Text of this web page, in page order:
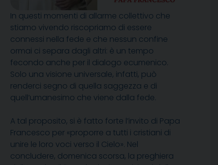
In questi momenti di allarme collettivo che
stiamo vivendo riscopriamo di essere
connessi nella fede e che nessun confine
ormai ci separa dagli altri: è un tempo
fecondo anche per il dialogo ecumenico.
Solo una visione universale, infatti, può
renderci segno di quella saggezza e di
quell’umanesimo che viene dalla fede.
A tal proposito, si è fatto forte l’invito di Papa
Francesco per «proporre a tutti i cristiani di
unire le loro voci verso il Cielo». Nel
concludere, domenica scorsa, la preghiera